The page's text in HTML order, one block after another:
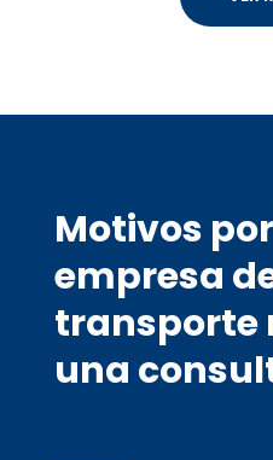
Motivos
empresa
transporte
una